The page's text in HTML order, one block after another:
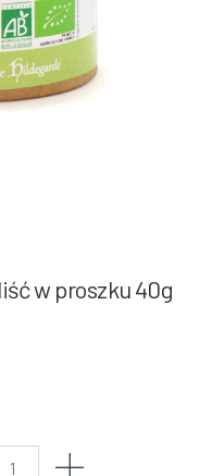
w proszku 40g